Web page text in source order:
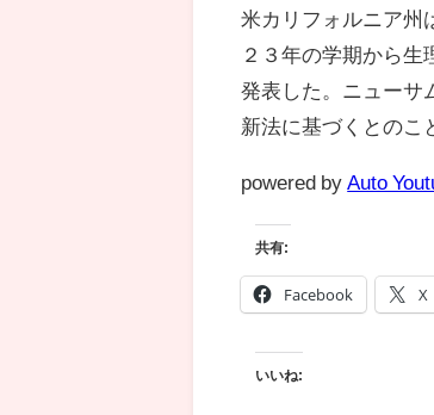
米カリフォルニア州
２３年の学期から生
発表した。ニューサ
新法に基づくとのこ
powered by Auto
共有:
Facebook X
いいね: